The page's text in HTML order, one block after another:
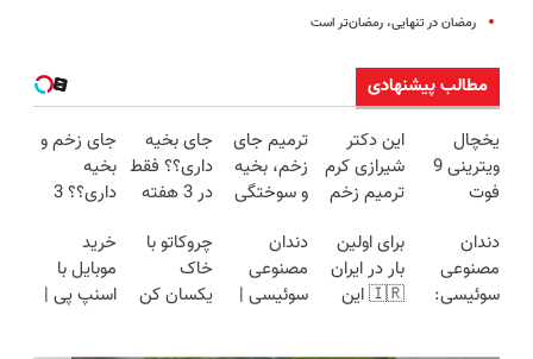
رمضان در تنهایی، رمضان‏‌تر است
مطالب پیشنهادی
یخچال
ویترینی 9
فوت
(جدید)
این دکتر
شیرازی کرم
ترمیم زخم
ساخت!!!
ترمیم جای
زخم، بخیه
و سوختگی
هفته!!😍
جای بخیه
داری؟؟ فقط
در 3 هفته
کن!😍
جای زخم و
بخیه
داری؟؟ 3
محوش کن!
دندان
مصنوعی
سوئیسی:
برای اولین
بار در ایران
🇮🇷 این
دندان
مصنوعی
سوئیسی |
چروکاتو با
خاک
یکسان کن
خرید
موبایل با
اسنپ پی |